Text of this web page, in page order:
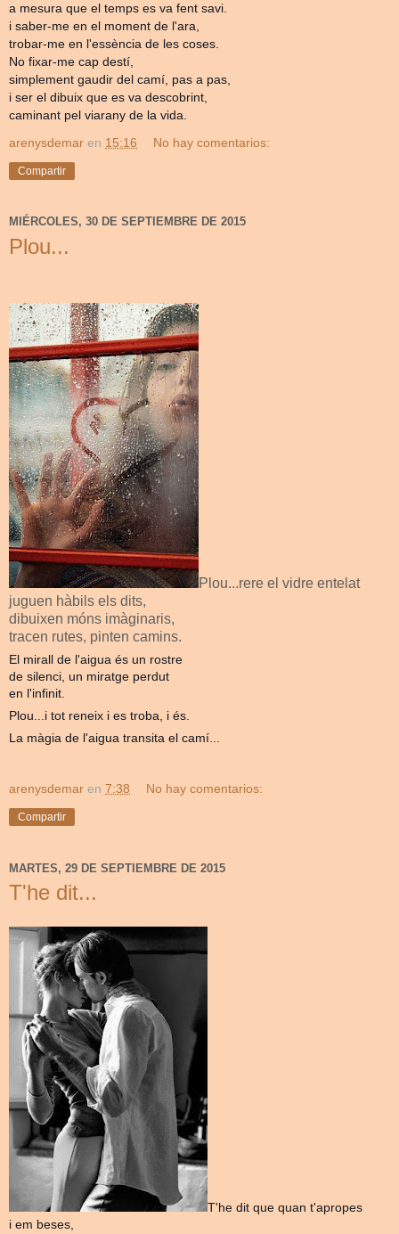
a mesura que el temps es va fent savi.
i saber-me en el moment de l'ara,
trobar-me en l'essència de les coses.
No fixar-me cap destí,
simplement gaudir del camí, pas a pas,
i ser el dibuix que es va descobrint,
caminant pel viarany de la vida.
arenysdemar en 15:16 No hay comentarios:
Compartir
MIÉRCOLES, 30 DE SEPTIEMBRE DE 2015
Plou...
Plou...rere el vidre entelat
juguen hàbils els dits,
dibuixen móns imàginaris,
tracen rutes, pinten camins.
El mirall de l'aigua és un rostre
de silenci, un miratge perdut
en l'infinit.
Plou...i tot reneix i es troba, i és.
La màgia de l'aigua transita el camí...
arenysdemar en 7:38 No hay comentarios:
Compartir
MARTES, 29 DE SEPTIEMBRE DE 2015
T'he dit...
T'he dit que quan t'apropes
i em beses,